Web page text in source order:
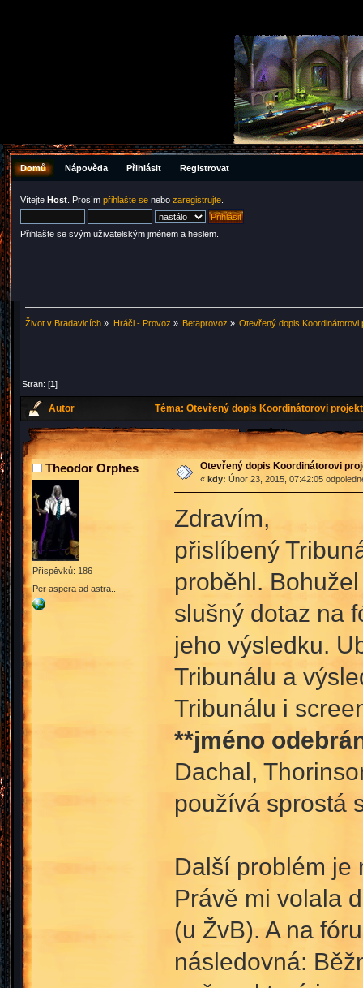
Domů Nápověda Přihlásit Registrovat
Vítejte Host . Prosím přihlašte se nebo zaregistrujte
Přihlašte se svým uživatelským jménem a heslem.
Život v Bradavicích » Hráči - Provoz » Betaprovoz » Otevřený dopis
Stran: [1]
Autor Téma: Otevřený dopis Koordinátorovi
Theodor Orphes
Příspěvků: 186
Per aspera ad astra..
Otevřený dopis Koordinátorovi
« kdy: Únor 23, 2015, 07:42:05
Zdravím,
přislíbený
proběhl.
slušný dotaz na
jeho výsledku.
Tribunálu a
Tribunálu i
**jméno
Dachal,
používá sprostá
Další problém je
Právě mi volala
(u ŽvB). A na
následovná: